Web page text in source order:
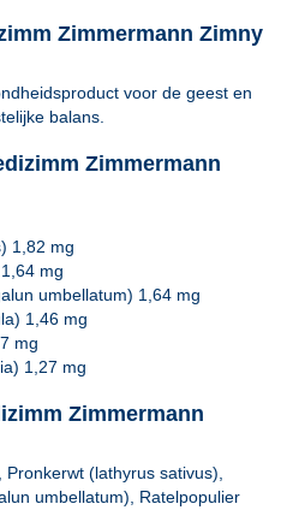
Zimmermann Zimny
voor de geest en
balans.
Zimmermann
1,82 mg
mg
umbellatum) 1,64 mg
1,46 mg
mg
1,27 mg
Zimmermann
(lathyrus sativus),
umbellatum), Ratelpopulier